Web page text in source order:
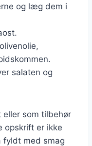
og læg dem i
salaten og
eller som tilbehør
opskrift er ikke
fyldt med smag